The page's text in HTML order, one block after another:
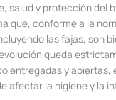
salud y protección del
que, conforme a la
las fajas, son
queda
entregadas y abiertas,
afectar la higiene y la